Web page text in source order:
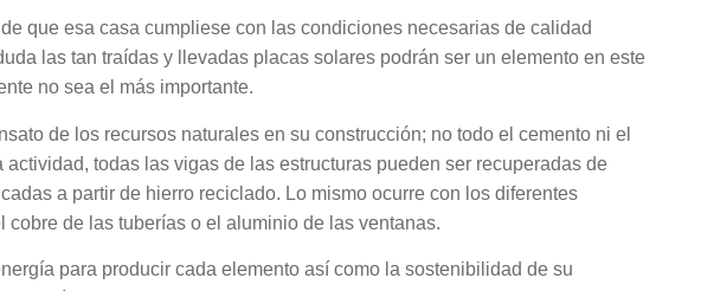
que esa casa cumpliese con las condiciones necesarias de calidad
las tan traídas y llevadas placas solares podrán ser un elemento en este
no sea el más importante.
de los recursos naturales en su construcción; no todo el cemento ni el
todas las vigas de las estructuras pueden ser recuperadas de
a partir de hierro reciclado. Lo mismo ocurre con los diferentes
de las tuberías o el aluminio de las ventanas.
para producir cada elemento así como la sostenibilidad de su